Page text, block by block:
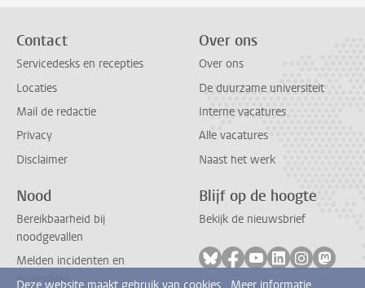
Contact
Servicedesks en recepties
Locaties
Mail de redactie
Privacy
Disclaimer
Over ons
Over ons
De duurzame universiteit
Interne vacatures
Alle vacatures
Naast het werk
Nood
Bereikbaarheid bij
noodgevallen
Melden incidenten en
ongevallen
Blijf op de hoogte
Bekijk de nieuwsbrief
Volg ons op bluesky
Volg ons op facebook
Volg ons op
Volg ons op
Volg ons
Volg